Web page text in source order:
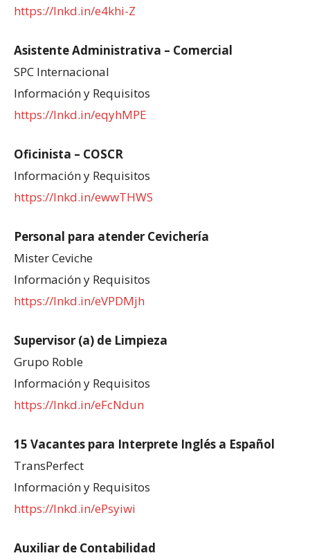
https://lnkd.in/e4khi-Z
Asistente Administrativa – Comercial
SPC Internacional
Información y Requisitos
https://lnkd.in/eqyhMPE
Oficinista – COSCR
Información y Requisitos
https://lnkd.in/ewwTHWS
Personal para atender Cevichería
Mister Ceviche
Información y Requisitos
https://lnkd.in/eVPDMjh
Supervisor (a) de Limpieza
Grupo Roble
Información y Requisitos
https://lnkd.in/eFcNdun
15 Vacantes para Interprete Inglés a Español
TransPerfect
Información y Requisitos
https://lnkd.in/ePsyiwi
Auxiliar de Contabilidad